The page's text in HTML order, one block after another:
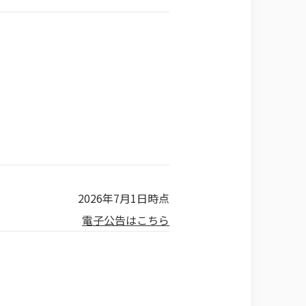
2026年7月1日時点
電子公告はこちら